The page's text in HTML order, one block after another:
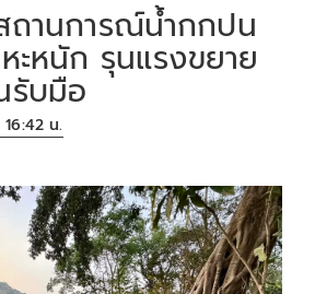
านการณ์น้ำกกปน
ะหนัก รุนแรงขยาย
รับมือ
น.